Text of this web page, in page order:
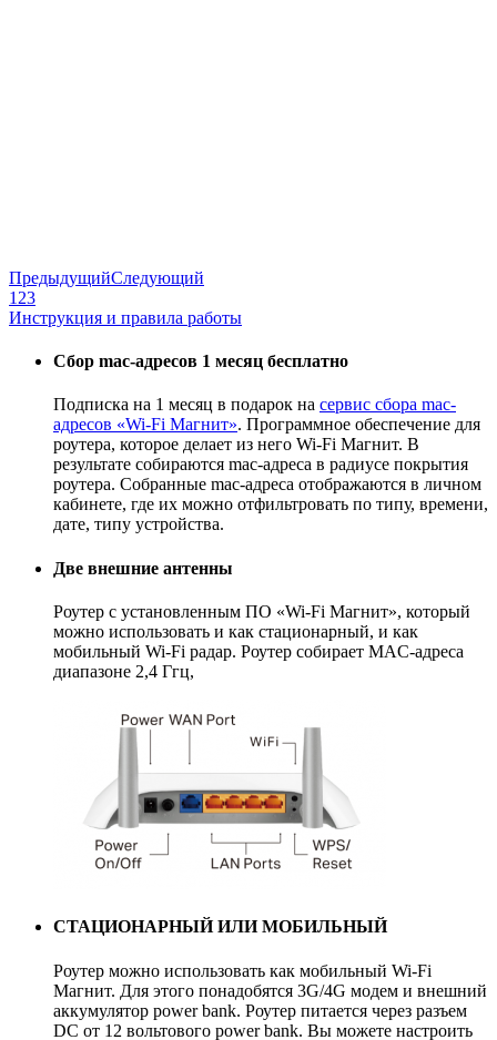
ПредыдущийСледующий
1 23
Инструкция и правила работы
Сбор mac-адресов 1 месяц бесплатно
Подписка на 1 месяц в подарок на сервис сбора mac-
адресов «Wi-Fi Магнит». Программное обеспечение для
роутера, которое делает из него Wi-Fi Магнит. В
результате собираются mac-адреса в радиусе покрытия
роутера. Собранные mac-адреса отображаются в личном
кабинете, где их можно отфильтровать по типу, времени,
дате, типу устройства.
Две внешние антенны
Роутер c установленным ПО «Wi-Fi Магнит», который
можно использовать и как стационарный, и как
мобильный Wi-Fi радар. Роутер собирает MAC-адреса
диапазоне 2,4 Ггц,
СТАЦИОНАРНЫЙ ИЛИ МОБИЛЬНЫЙ
Роутер можно использовать как мобильный Wi-Fi
Магнит. Для этого понадобятся 3G/4G модем и внешний
аккумулятор power bank. Роутер питается через разъем
DC от 12 вольтового power bank. Вы можете настроить